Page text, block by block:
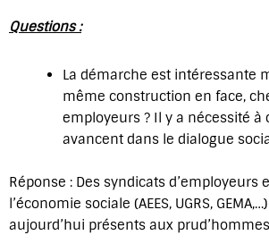
Questions :
La démarche est intéressante
même construction en face,
employeurs ? Il y a nécessité à
avancent dans le dialogue
Réponse : Des syndicats d’employeurs
l’économie sociale (AEES, UGRS,
aujourd’hui présents aux